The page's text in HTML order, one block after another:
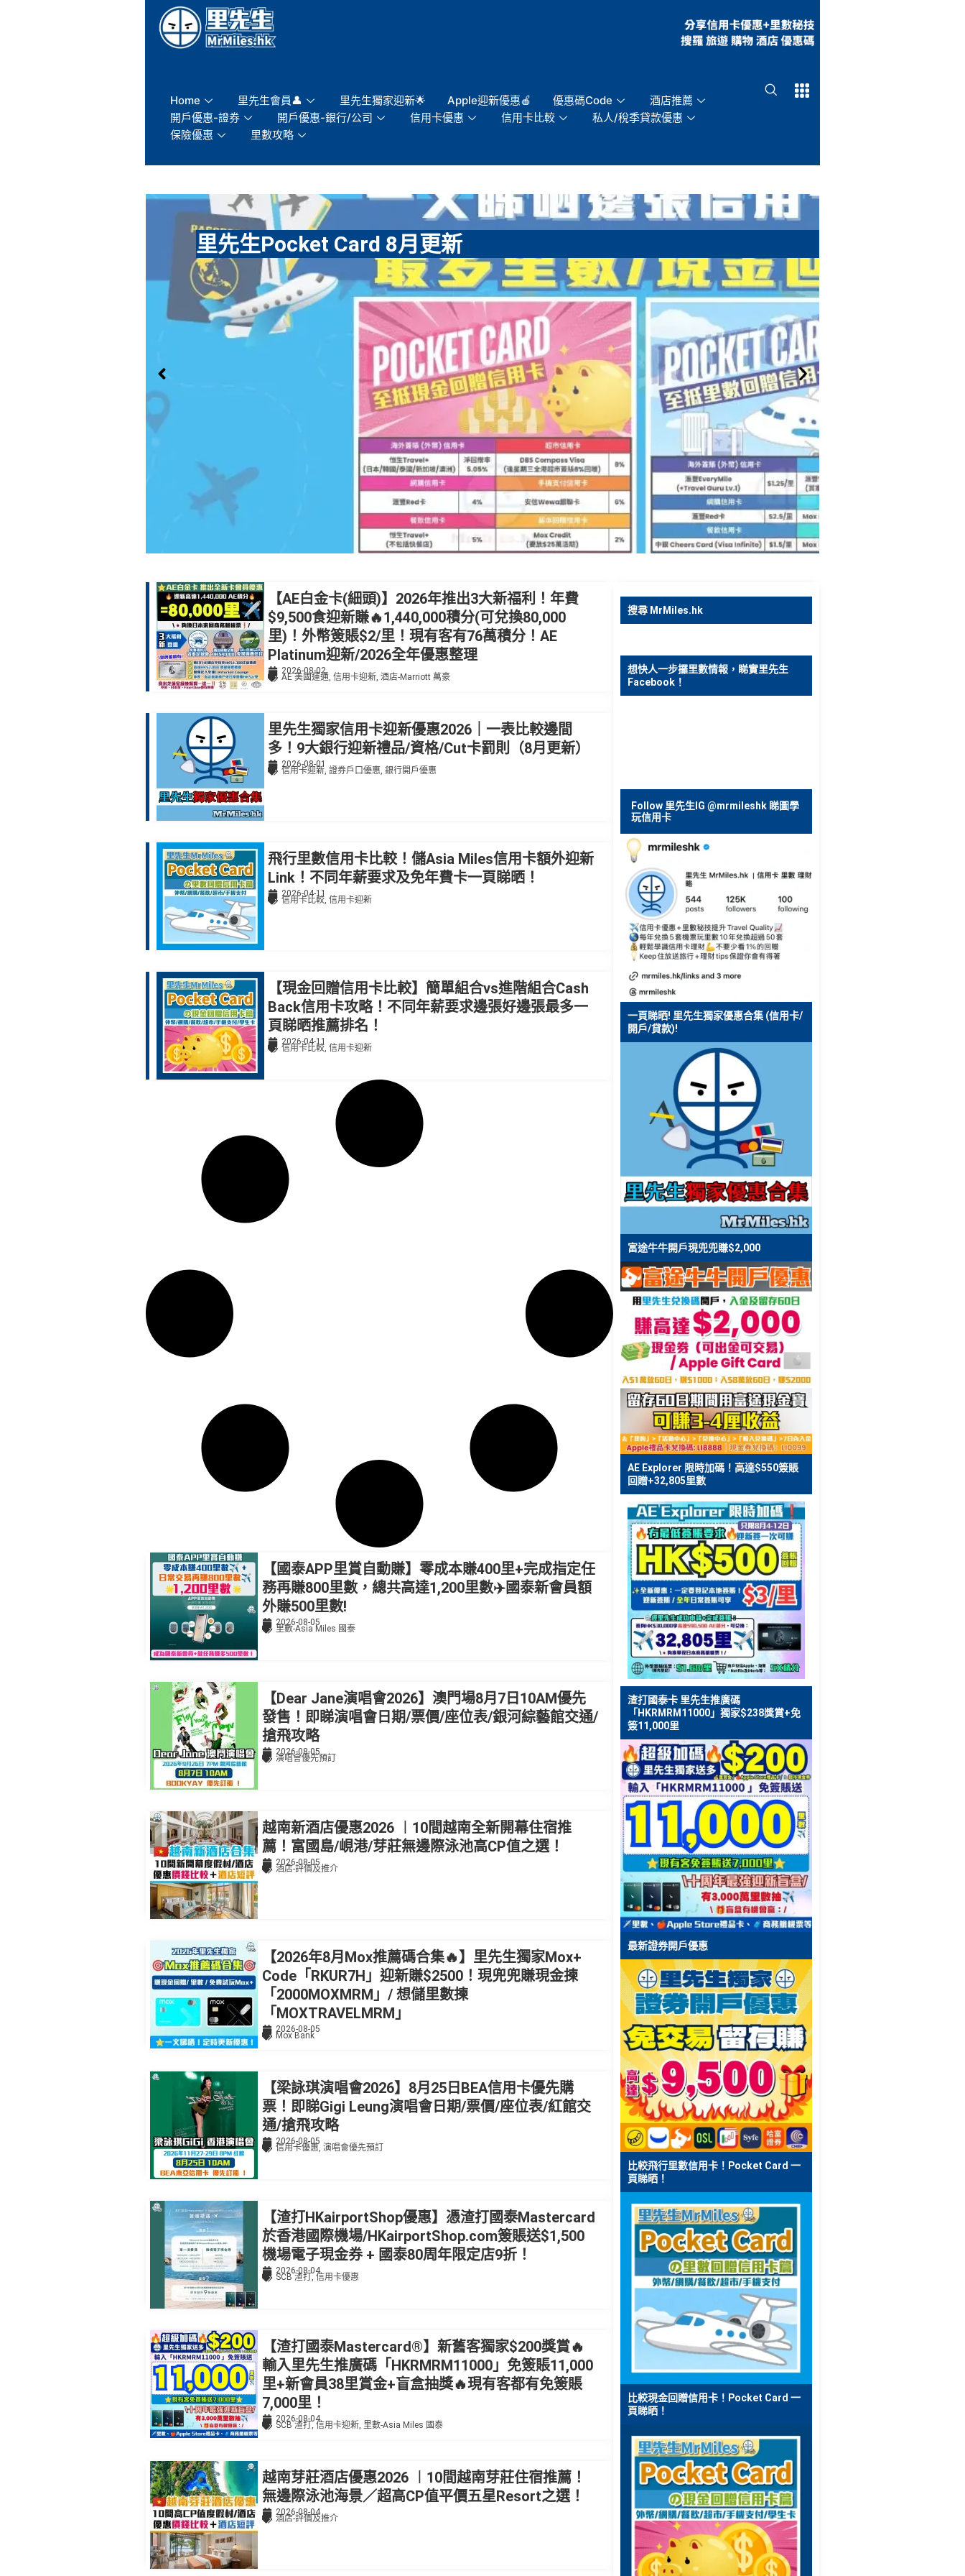
Home 里先生會員👤 里先生獨家迎新🌟 Apple迎新優惠🍎 優惠碼Code
酒店推薦
開戶優惠-證券
開戶優惠-銀行/公司 信用卡優惠 信用卡比較
私人/稅季貸款優惠
保險優惠
里數攻略
Open
里先生Pocket Card 8月更新
【AE白金卡(細頭)】2026年推出3大新福利！年費
$9,500食迎新賺🔥1,440,000積分(可兌換80,000
里)！外幣簽賬$2/里！現有客有76萬積分！AE
Platinum迎新/2026全年優惠整理
2026-08-02
AE 美國運通, 信用卡迎新, 酒店-Marriott 萬豪
里先生獨家信用卡迎新優惠2026｜一表比較邊間
多！9大銀行迎新禮品/資格/Cut卡罰則（8月更新）
2026-08-01
信用卡迎新, 證券戶口優惠, 銀行開戶優惠
飛行里數信用卡比較！儲Asia Miles信用卡額外迎新
Link！不同年薪要求及免年費卡一頁睇晒！
2026-04-11
信用卡比較, 信用卡迎新
【現金回贈信用卡比較】簡單組合vs進階組合Cash
Back信用卡攻略！不同年薪要求邊張好邊張最多一
頁睇晒推薦排名！
2026-04-11
信用卡比較, 信用卡迎新
【國泰APP里賞自動賺】零成本賺400里+完成指定任
務再賺800里數，總共高達1,200里數✈️國泰新會員額
外賺500里數!
2026-08-05
里數-Asia Miles 國泰
【Dear Jane演唱會2026】澳門場8月7日10AM優先
發售！即睇演唱會日期/票價/座位表/銀河綜藝館交通/
搶飛攻略
2026-08-05
演唱會優先預訂
越南新酒店優惠2026 ︱10間越南全新開幕住宿推
薦！富國島/峴港/芽莊無邊際泳池高CP值之選！
2026-08-05
酒店-評價及推介
【2026年8月Mox推薦碼合集🔥】里先生獨家Mox+
Code「RKUR7H」迎新賺$2500！現兜兜賺現金揀
「2000MOXMRM」/ 想儲里數揀
「MOXTRAVELMRM」
2026-08-05
Mox Bank
【梁詠琪演唱會2026】8月25日BEA信用卡優先購
票！即睇Gigi Leung演唱會日期/票價/座位表/紅館交
通/搶飛攻略
2026-08-05
信用卡優惠,演唱會優先預訂
【渣打HKairportShop優惠】憑渣打國泰Mastercard
於香港國際機場/HKairportShop.com簽賬送$1,500
機場電子現金券 + 國泰80周年限定店9折！
2026-08-04
SCB 渣打,信用卡優惠
【渣打國泰Mastercard®】新舊客獨家$200獎賞🔥
輸入里先生推廣碼「HKRMRM11000」免簽賬11,000
里+新會員38里賞金+盲盒抽獎🔥現有客都有免簽賬
7,000里！
2026-08-04
SCB 渣打,信用卡迎新, 里數-Asia Miles 國泰
越南芽莊酒店優惠2026 ︱10間越南芽莊住宿推薦！
無邊際泳池海景／超高CP值平價五星Resort之選！
2026-08-04
酒店-評價及推介
搜尋 MrMiles.hk
想快人一步攞里數情報，睇實里先生
Facebook！
Follow 里先生IG @mrmileshk 睇圖學
玩信用卡
一頁睇晒! 里先生獨家優惠合集 (信用卡/
開戶/貸款)!
富途牛牛開戶現兜兜賺$2,000
AE Explorer 限時加碼！高達$550簽賬
回贈+32,805里數
渣打國泰卡 里先生推廣碼
「HKRMRM11000」獨家$238獎賞+免
簽11,000里
最新證券開戶優惠
比較飛行里數信用卡！Pocket Card 一
頁睇晒！
比較現金回贈信用卡！Pocket Card 一
頁睇晒！